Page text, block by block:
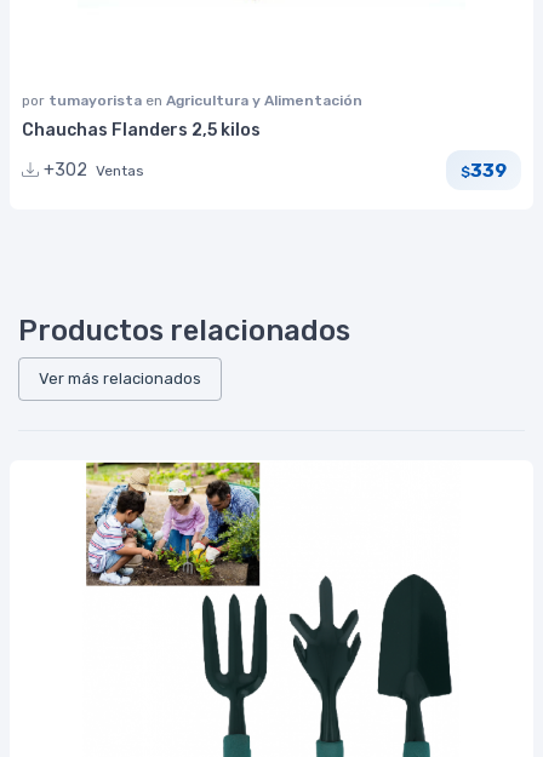
por tumayorista en Agricultura y Alimentación
Chauchas Flanders 2,5 kilos
+302 Ventas $339
Productos relacionados
Ver más relacionados